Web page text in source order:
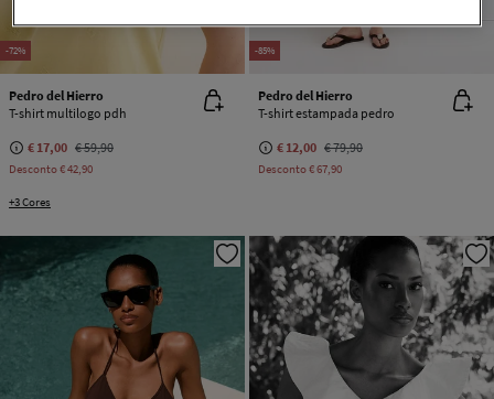
-72%
Pedro del Hierro
T-shirt multilogo pdh
€ 17,00 € 59,90
Desconto€ 42,90
+3 Cores
-85%
Pedro del Hierro
T-shirt estampada pedro
€ 12,00 € 79,90
Desconto€ 67,90